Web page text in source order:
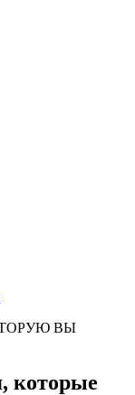
ВЫ
которые